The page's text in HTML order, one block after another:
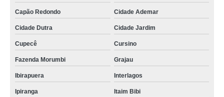
Capão Redondo Cidade Ademar
Cidade Dutra Cidade Jardim
Cupecê Cursino
Fazenda Morumbi Grajau
Ibirapuera Interlagos
Ipiranga Itaim Bibi